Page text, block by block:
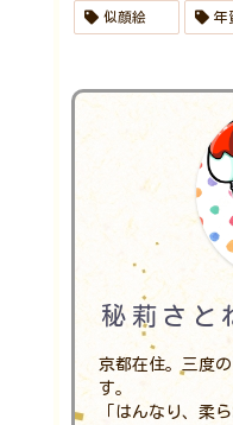
似顔絵 年
秘莉さと
京都在住。三度
す。
「はんなり、柔